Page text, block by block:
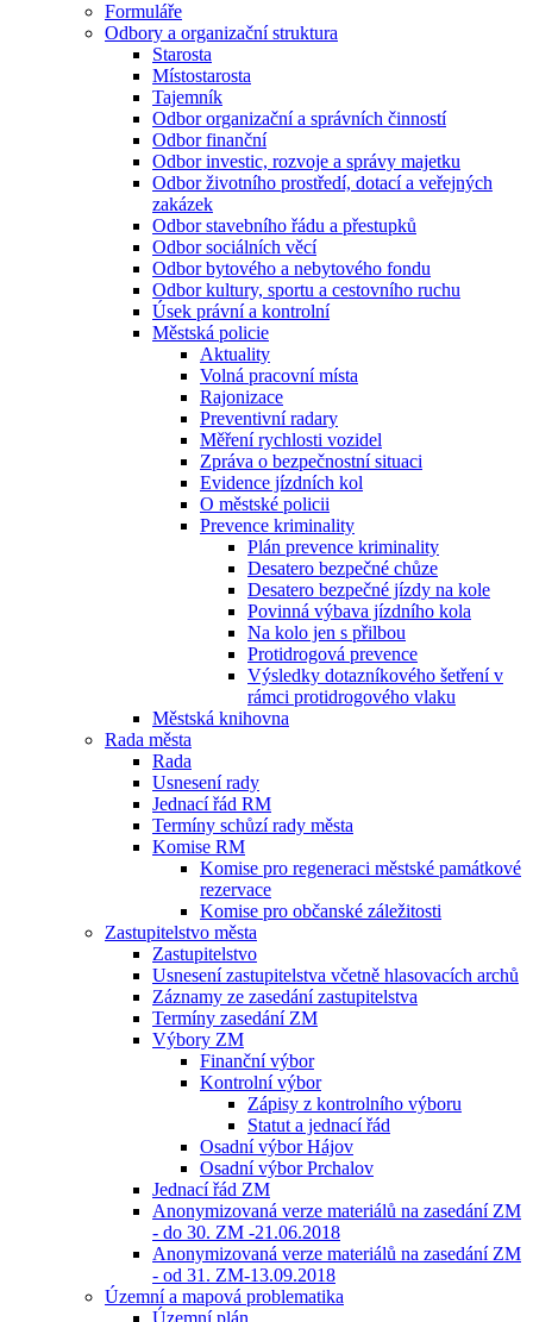
Formuláře
Odbory a organizační struktura
Starosta
Místostarosta
Tajemník
Odbor organizační a správních činností
Odbor finanční
Odbor investic, rozvoje a správy majetku
Odbor životního prostředí, dotací a veřejných
zakázek
Odbor stavebního řádu a přestupků
Odbor sociálních věcí
Odbor bytového a nebytového fondu
Odbor kultury, sportu a cestovního ruchu
Úsek právní a kontrolní
Městská policie
Aktuality
Volná pracovní místa
Rajonizace
Preventivní radary
Měření rychlosti vozidel
Zpráva o bezpečnostní situaci
Evidence jízdních kol
O městské policii
Prevence kriminality
Plán prevence kriminality
Desatero bezpečné chůze
Desatero bezpečné jízdy na kole
Povinná výbava jízdního kola
Na kolo jen s přilbou
Protidrogová prevence
Výsledky dotazníkového šetření v
rámci protidrogového vlaku
Městská knihovna
Rada města
Rada
Usnesení rady
Jednací řád RM
Termíny schůzí rady města
Komise RM
Komise pro regeneraci městské památkové
rezervace
Komise pro občanské záležitosti
Zastupitelstvo města
Zastupitelstvo
Usnesení zastupitelstva včetně hlasovacích archů
Záznamy ze zasedání zastupitelstva
Termíny zasedání ZM
Výbory ZM
Finanční výbor
Kontrolní výbor
Zápisy z kontrolního výboru
Statut a jednací řád
Osadní výbor Hájov
Osadní výbor Prchalov
Jednací řád ZM
Anonymizovaná verze materiálů na zasedání ZM
- do 30. ZM -21.06.2018
Anonymizovaná verze materiálů na zasedání ZM
- od 31. ZM-13.09.2018
Územní a mapová problematika
Územní plán